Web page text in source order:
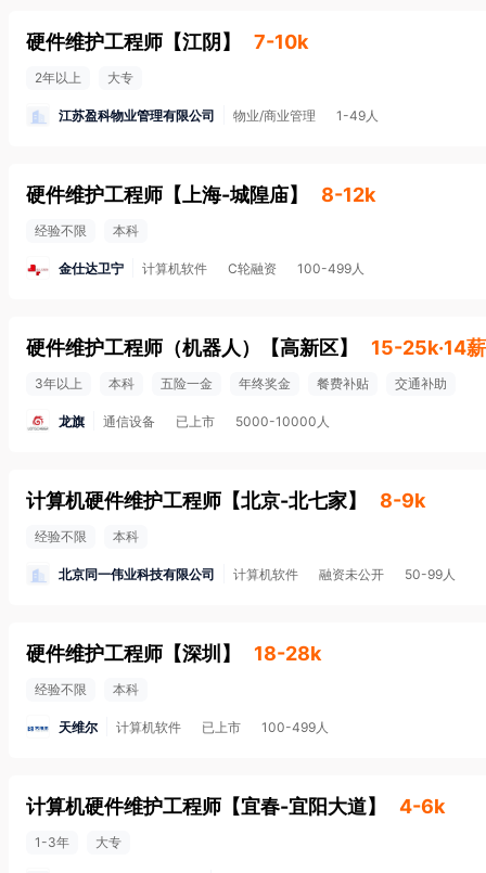
硬件维护工程师 【江阴 】 7-10k
2年以上 大专
江苏盈科物业管理有限公司 物业/商业管理 1-49人
硬件维护工程师 【 上海-城隍庙】 8-12k
经验不限 本科
金仕达卫宁 计算机软件 C轮融资 100-499人
硬件维护工程师（机器人） 【高新区】 15-25k·14薪
3年以上 本科 五险一金 年终奖金 餐费补贴 交通补助
龙旗 通信设备 已上市 5000-10000人
计算机硬件维护工程师 【北京-北七家】 8-9k
经验不限 本科
北京同一伟业科技有限公司 计算机软件 融资未公开 50-99人
硬件维护工程师 【深圳 】 18-28k
经验不限 本科
天维尔 计算机软件 已上市 100-499人
计算机硬件维护工程师 【宜春-宜阳大道】 4-6k
1-3年 大专